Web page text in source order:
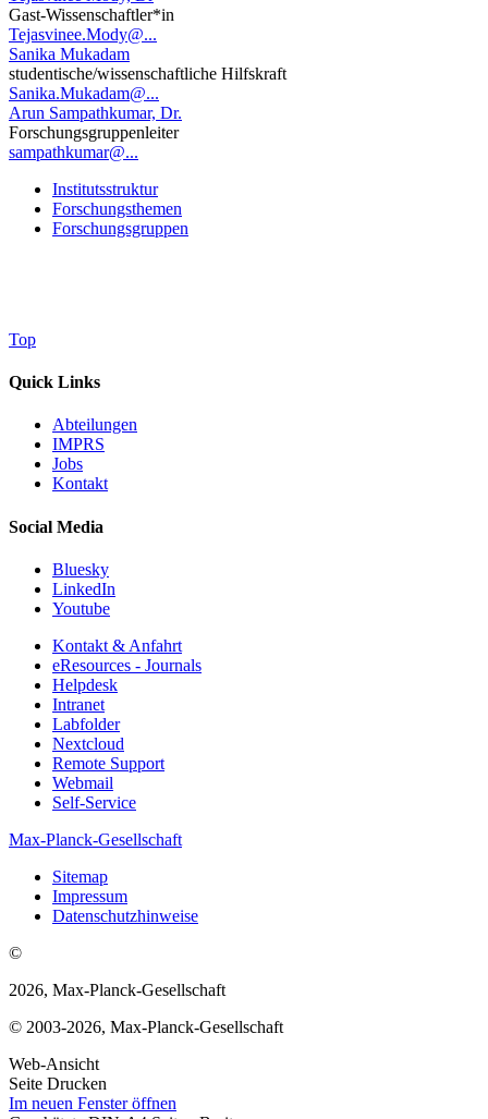
Gast-Wissenschaftler*in
Tejasvinee.Mody@...
Sanika Mukadam
studentische/wissenschaftliche Hilfskraft
Sanika.Mukadam@...
Arun Sampathkumar, Dr.
Forschungsgruppenleiter
sampathkumar@...
Institutsstruktur
Forschungsthemen
Forschungsgruppen
Top
Quick Links
Abteilungen
IMPRS
Jobs
Kontakt
Social Media
Bluesky
LinkedIn
Youtube
Kontakt & Anfahrt
eResources - Journals
Helpdesk
Intranet
Labfolder
Nextcloud
Remote Support
Webmail
Self-Service
Max-Planck-Gesellschaft
Sitemap
Impressum
Datenschutzhinweise
©
2026, Max-Planck-Gesellschaft
© 2003-2026, Max-Planck-Gesellschaft
Web-Ansicht
Seite Drucken
Im neuen Fenster öffnen